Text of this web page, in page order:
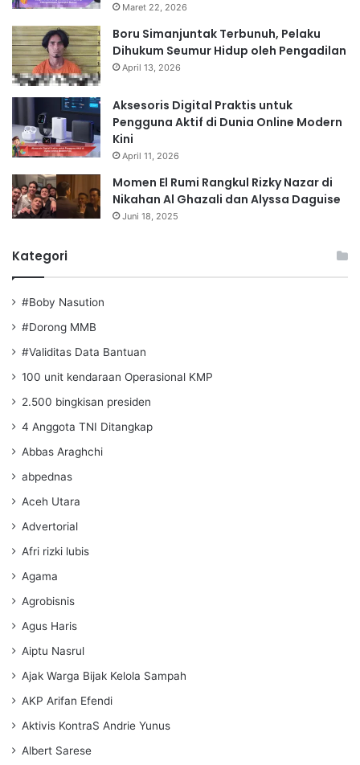
Maret 22, 2026
Boru Simanjuntak Terbunuh, Pelaku
Dihukum Seumur Hidup oleh Pengadilan
April 13, 2026
Aksesoris Digital Praktis untuk
Pengguna Aktif di Dunia Online Modern
Kini
April 11, 2026
Momen El Rumi Rangkul Rizky Nazar di
Nikahan Al Ghazali dan Alyssa Daguise
Juni 18, 2025
Kategori
#Boby Nasution
#Dorong MMB
#Validitas Data Bantuan
100 unit kendaraan Operasional KMP
2.500 bingkisan presiden
4 Anggota TNI Ditangkap
Abbas Araghchi
abpednas
Aceh Utara
Advertorial
Afri rizki lubis
Agama
Agrobisnis
Agus Haris
Aiptu Nasrul
Ajak Warga Bijak Kelola Sampah
AKP Arifan Efendi
Aktivis KontraS Andrie Yunus
Albert Sarese